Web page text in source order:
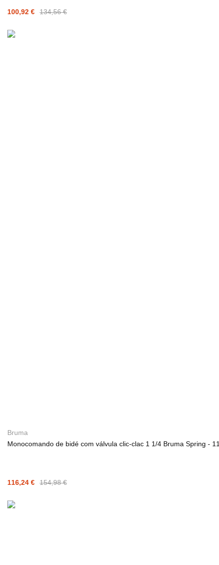
100,92 € 134,56 €
Bruma
Monocomando de bidé com válvula clic-clac 1 1/4 Bruma Spring -
116,24 € 154,98 €